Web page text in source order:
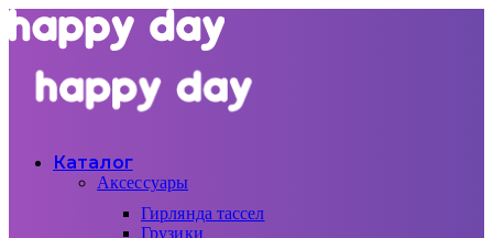
Каталог
Аксессуары
Гирлянда тассел
Грузики